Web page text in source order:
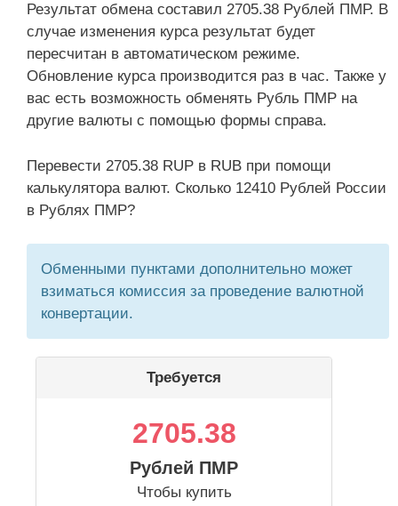
Результат обмена составил 2705.38 Рублей ПМР. В
случае изменения курса результат будет
пересчитан в автоматическом режиме.
Обновление курса производится раз в час. Также у
вас есть возможность обменять Рубль ПМР на
другие валюты с помощью формы справа.
Перевести 2705.38 RUP в RUB при помощи
калькулятора валют. Сколько 12410 Рублей России
в Рублях ПМР?
Обменными пунктами дополнительно может
взиматься комиссия за проведение валютной
конвертации.
Требуется
2705.38
Рублей ПМР
Чтобы купить